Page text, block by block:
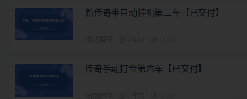
新传奇半自动挂机第二车【已交付】
传奇手动打金第六车【已交付】